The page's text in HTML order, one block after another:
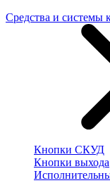
Средства и системы
Кнопки СКУД
Кнопки выхода